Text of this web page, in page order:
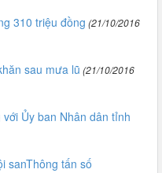
310 triệu đồng (21/10/2016
sau mưa lũ (21/10/2016
Ủy ban Nhân dân tỉnh
sanThông tấn số